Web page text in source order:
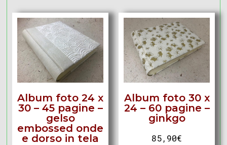
Album foto 24 x
30 – 45 pagine –
gelso
embossed onde
e dorso in tela
Album foto 30 x
24 – 60 pagine –
ginkgo
85,90€